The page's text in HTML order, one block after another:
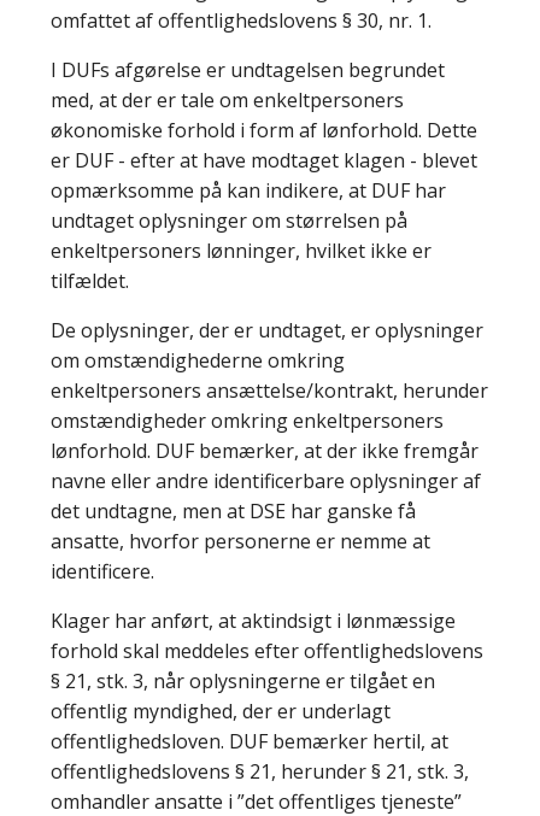
omfattet af offentlighedslovens § 30, nr. 1.
I DUFs afgørelse er undtagelsen begrundet
med, at der er tale om enkeltpersoners
økonomiske forhold i form af lønforhold. Dette
er DUF - efter at have modtaget klagen - blevet
opmærksomme på kan indikere, at DUF har
undtaget oplysninger om størrelsen på
enkeltpersoners lønninger, hvilket ikke er
tilfældet.
De oplysninger, der er undtaget, er oplysninger
om omstændighederne omkring
enkeltpersoners ansættelse/kontrakt, herunder
omstændigheder omkring enkeltpersoners
lønforhold. DUF bemærker, at der ikke fremgår
navne eller andre identificerbare oplysninger af
det undtagne, men at DSE har ganske få
ansatte, hvorfor personerne er nemme at
identificere.
Klager har anført, at aktindsigt i lønmæssige
forhold skal meddeles efter offentlighedslovens
§ 21, stk. 3, når oplysningerne er tilgået en
offentlig myndighed, der er underlagt
offentlighedsloven. DUF bemærker hertil, at
offentlighedslovens § 21, herunder § 21, stk. 3,
omhandler ansatte i ”det offentliges tjeneste”